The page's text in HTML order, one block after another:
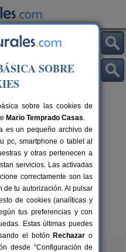
10 pers.
desde18 €
SOBRE
sobre las cookies de
Mario Temprado Casas.
es un pequeño archivo de
pc, smartphone o tablet al
y otras pertenecen a
servicios. Las activadas
correctamente son las
de tu autorización. Al pulsar
de cookies (analíticas y
tus preferencias y con
Estas últimas puedes
el botón Rechazar o
desde “Configuración de